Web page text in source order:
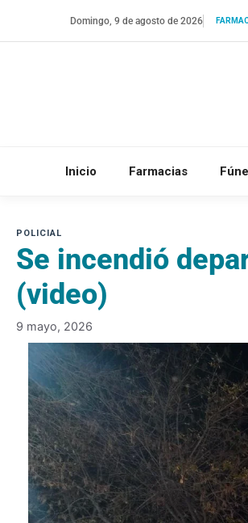
Domingo, 9 de agosto de 2026
Inicio Farmacias
Se incendió
(video)
9 mayo, 2026